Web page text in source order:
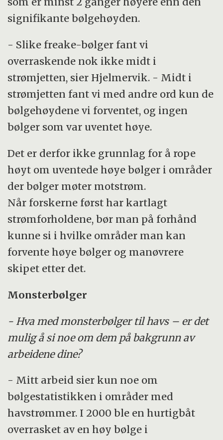
signifikante bølgehøyden.
- Slike freake-bølger fant vi
overraskende nok ikke midt i
strømjetten, sier Hjelmervik. - Midt i
strømjetten fant vi med andre ord kun de
bølgehøydene vi forventet, og ingen
bølger som var uventet høye.
Det er derfor ikke grunnlag for å rope
høyt om uventede høye bølger i områder
der bølger møter motstrøm.
Når forskerne først har kartlagt
strømforholdene, bør man på forhånd
kunne si i hvilke områder man kan
forvente høye bølger og manøvrere
skipet etter det.
Monsterbølger
- Hva med monsterbølger til havs – er det
mulig å si noe om dem på bakgrunn av
arbeidene dine?
- Mitt arbeid sier kun noe om
bølgestatistikken i områder med
havstrømmer. I 2000 ble en hurtigbåt
overrasket av en høy bølge i